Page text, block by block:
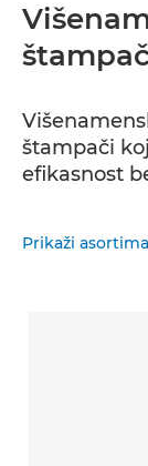
štampači
efikasnost
Prikaži